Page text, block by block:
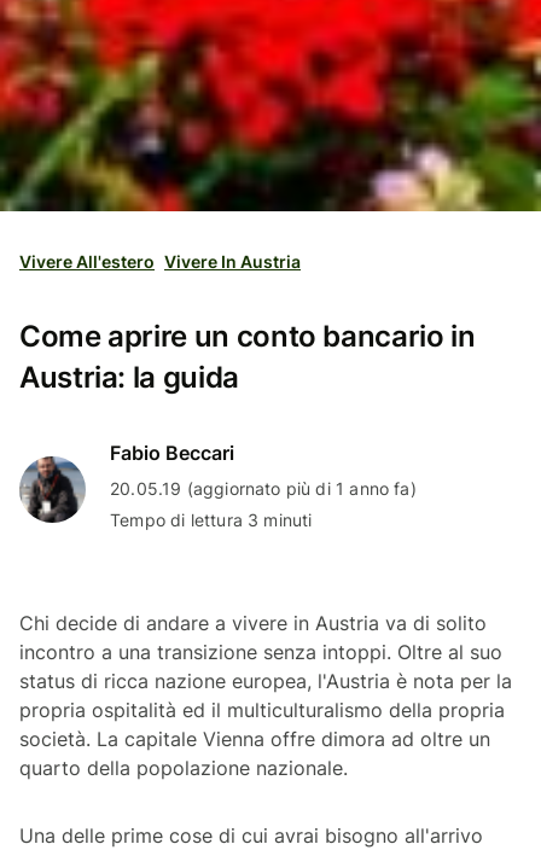
Vivere All'estero Vivere In Austria
Come aprire un conto bancario in
Austria: la guida
Fabio Beccari
20.05.19 (aggiornato più di 1 anno fa)
Tempo di lettura 3 minuti
Chi decide di andare a vivere in Austria va di solito
incontro a una transizione senza intoppi. Oltre al suo
status di ricca nazione europea, l'Austria è nota per la
propria ospitalità ed il multiculturalismo della propria
società. La capitale Vienna offre dimora ad oltre un
quarto della popolazione nazionale.
Una delle prime cose di cui avrai bisogno all'arrivo